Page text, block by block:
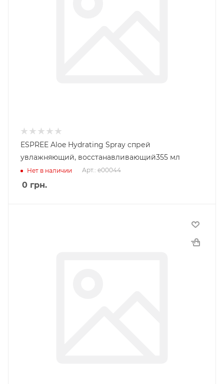
ESPREE Aloe Hydrating Spray cпрей
увлажняющий, восстанавливающий355 мл
Нет в наличии Арт.: e00044
0 грн.